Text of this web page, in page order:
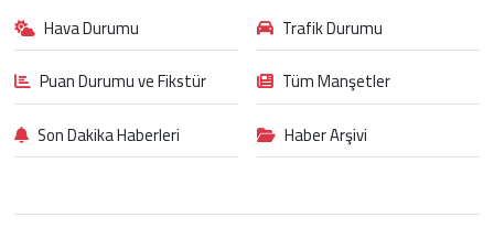
Hava Durumu
Trafik Durumu
Puan Durumu ve Fikstür
Tüm Manşetler
Son Dakika Haberleri
Haber Arşivi